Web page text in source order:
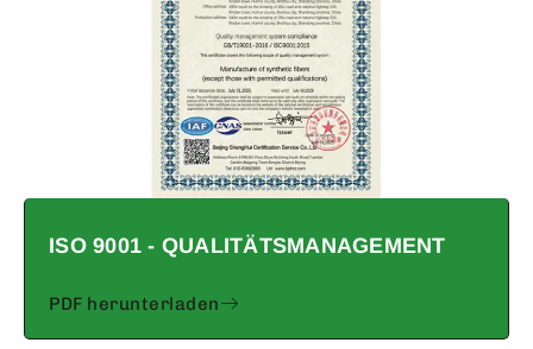
ISO 9001 - QUALITÄTSMANAGEMENT
PDF herunterladen